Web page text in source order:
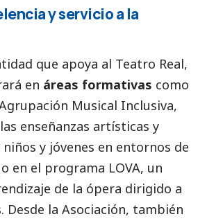
y servicio a la
que apoya al Teatro Real,
en áreas formativas como
Musical Inclusiva,
enseñanzas artísticas y
y jóvenes en entornos de
en el programa LOVA, un
de la ópera dirigido a
Desde la Asociación, también